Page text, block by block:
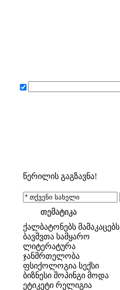
წერილის გაგზავნა!
თემატიკა
ქალბატონებს მამაკაცებს
ბავშვთა სამყარო
ლიტერატურა
ჯანმრთელობა
ფსიქოლოგია სექსი
ბიზნესი შოპინგი მოდა
ეტიკეტი რელიგია